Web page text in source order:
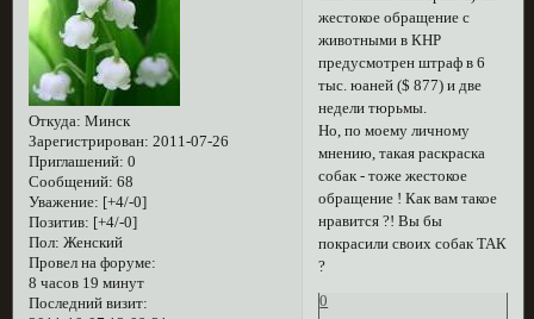
Откуда: Минск
Зарегистрирован: 2011-07-26
Приглашений: 0
Сообщений: 68
Уважение: [+4/-0]
Позитив: [+4/-0]
Пол: Женский
Провел на форуме:
8 часов 19 минут
Последний визит:
жестокое обращение с
животными в КНР
предусмотрен штраф в 6
тыс. юаней ($ 877) и две
недели тюрьмы.
Но, по моему личному
мнению, такая раскраска
собак - тоже жестокое
обращение ! Как вам такое
нравится ?! Вы бы
покрасили своих собак ТАК
?
0